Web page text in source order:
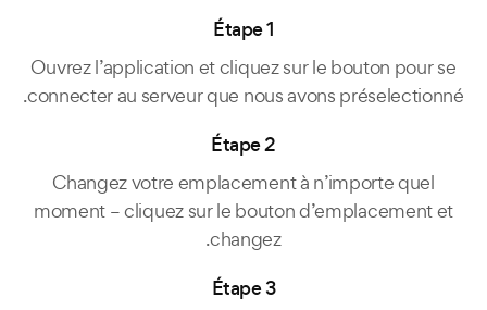
Étape 1
Ouvrez l’application et cliquez sur le bouton pour se
connecter au serveur que nous avons préselectionné.
Étape 2
Changez votre emplacement à n’importe quel
moment – cliquez sur le bouton d’emplacement et
changez.
Étape 3